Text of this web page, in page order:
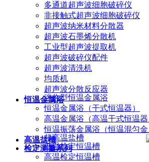
多通道超声波细胞破碎仪
非接触式超声波细胞破碎仪
超声波纳米材料分散器
超声波石墨烯分散机
工业型超声波提取机
超声波破碎仪配件
超声波清洗机
均质机
超声波分散反应器
恒温金属浴迷你型恒温金属浴
恒温金属浴（干式恒温器）
高温金属浴（高温干式恒温器
恒温振荡金属浴（恒温混匀金
高温盐槽超高温盐槽
检定测量系列
低温检定恒温槽
高温检定恒温槽